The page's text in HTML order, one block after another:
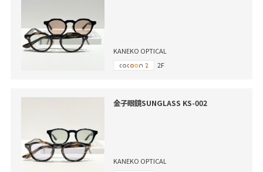
KANEKO OPTICAL
2F
金子眼鏡SUNGLASS KS-002
KANEKO OPTICAL